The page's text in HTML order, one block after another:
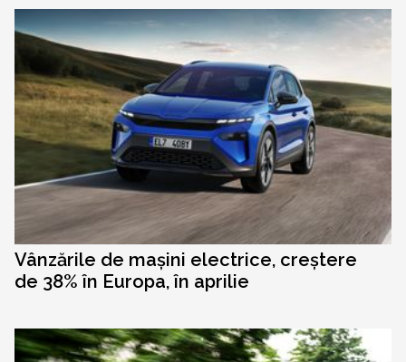
Vânzările de mașini electrice, creștere
de 38% în Europa, în aprilie